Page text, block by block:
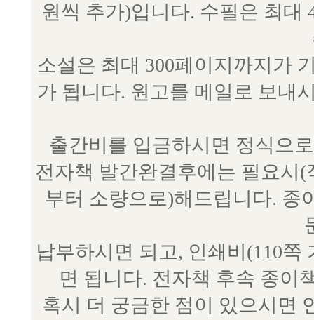
원씩 추가)입니다. 수필은 최대
소설은 최대 300페이지까지가
가 됩니다. 원고를 메일로 보내
출간비를 입금하시면 정식으
전자책 발간완결후에는 필요시
부터 소량으로)해드립니다. 종
납부하시면 되고, 인쇄비(110
면 됩니다. 전자책 후속 종이
혹시 더 궁금한 점이 있으시면